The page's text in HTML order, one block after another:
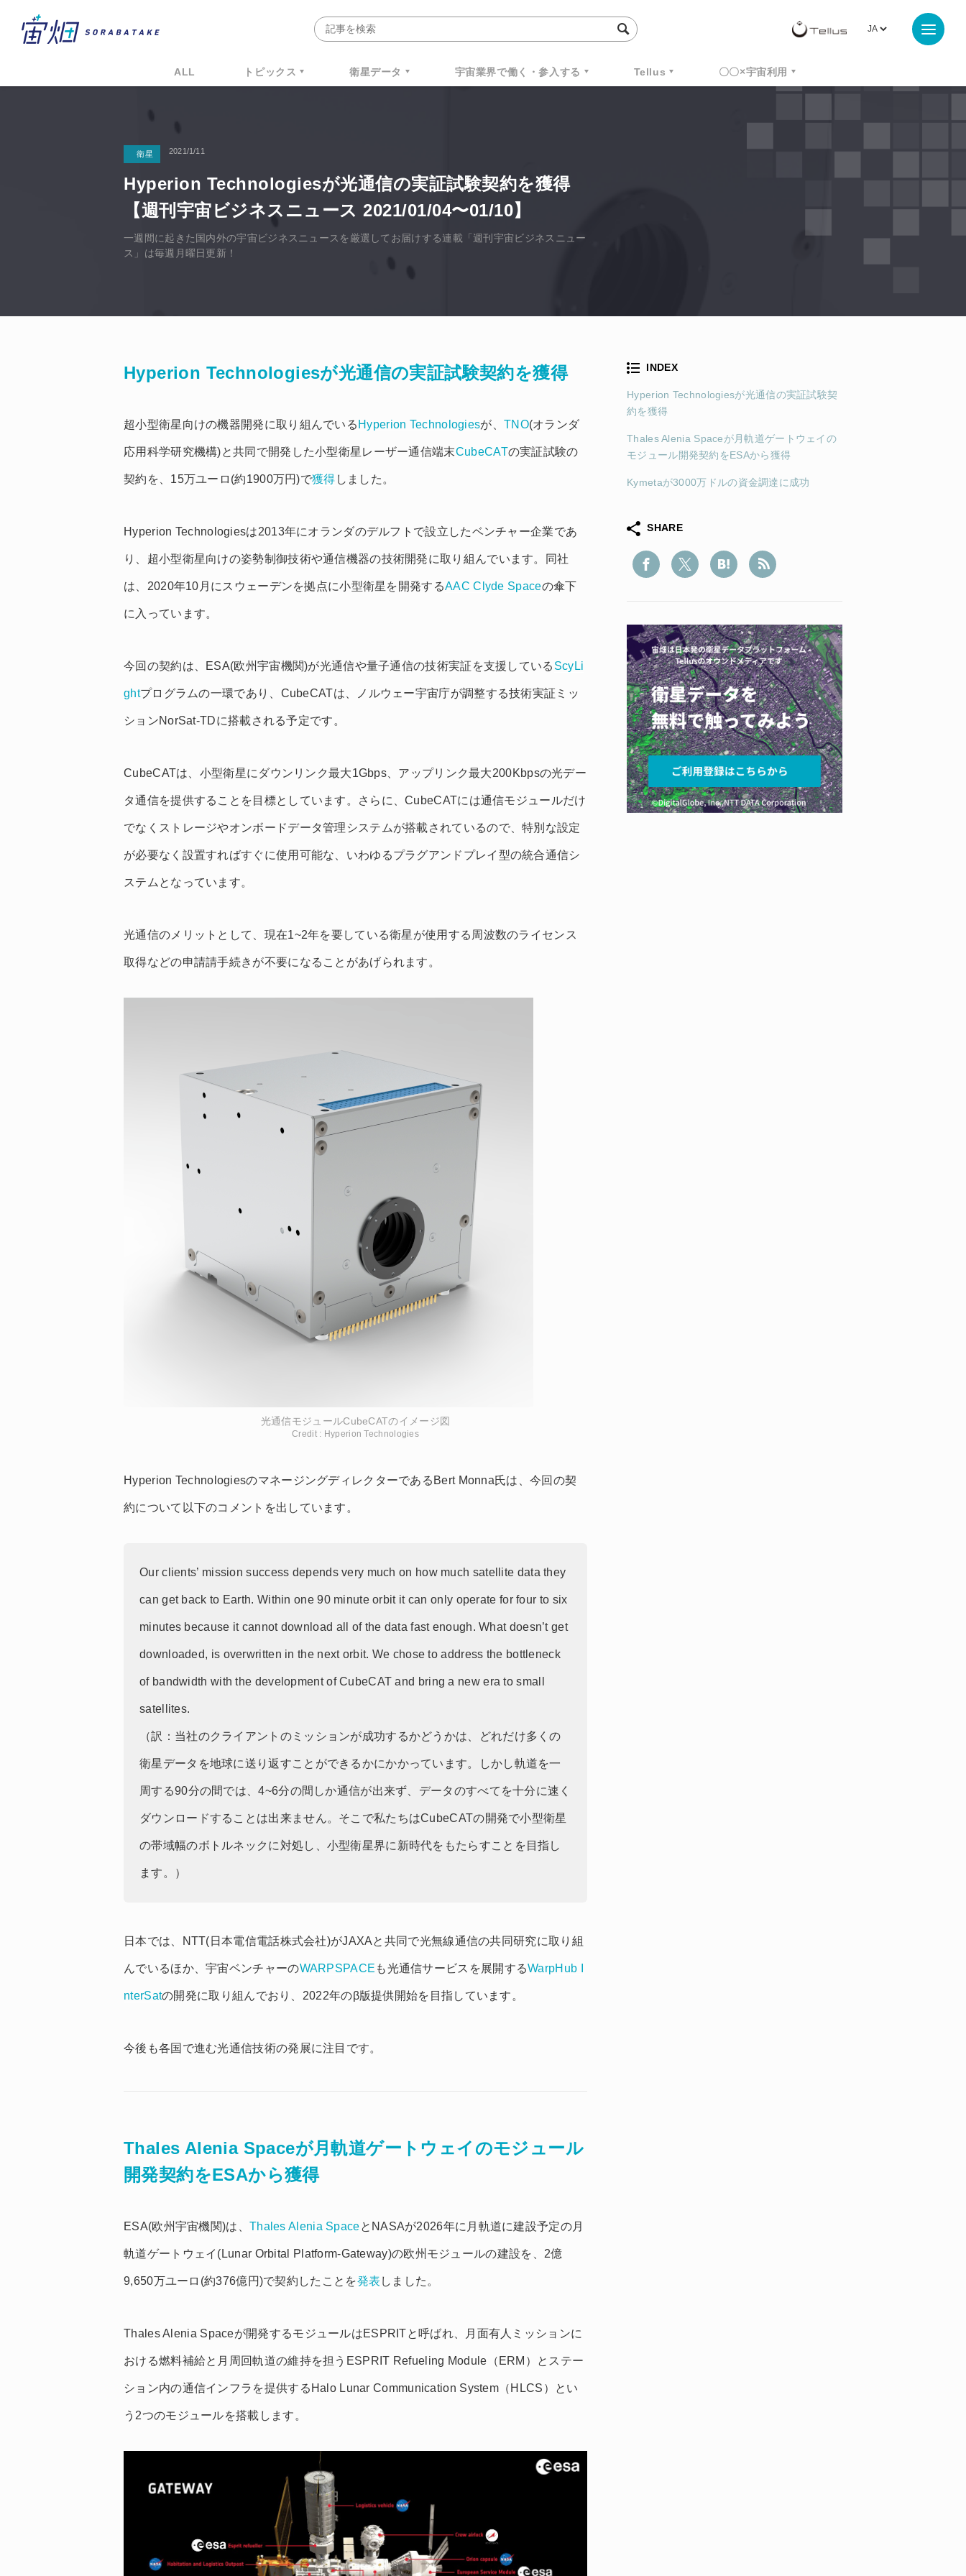
ALL トピックス 衛星データ 宇宙業界で働く・参入する Tellus 〇〇×宇宙利用
衛星 2021/1/11
Hyperion Technologiesが光通信の実証試験契約を獲得
【週刊宇宙ビジネスニュース 2021/01/04〜01/10】
一週間に起きた国内外の宇宙ビジネスニュースを厳選してお届けする連載「週刊宇宙ビジネスニュー
ス」は毎週月曜日更新！
Hyperion Technologiesが光通信の実証試験契約を獲得
超小型衛星向けの機器開発に取り組んでいる Hyperion Technologiesが、 TNO(オランダ
応用科学研究機構)と共同で開発した小型衛星レーザー通信端末CubeCATの実証試験の
契約を、15万ユーロ(約1900万円)で獲得 しました。
Hyperion Technologiesは2013年にオランダのデルフトで設立したベンチャー企業であ
り、超小型衛星向けの姿勢制御技術や通信機器の技術開発に取り組んでいます。同社
は、2020年10月にスウェーデンを拠点に小型衛星を開発するAAC Clyde Spaceの傘下
に入っています。
今回の契約は、ESA(欧州宇宙機関)が光通信や量子通信の技術実証を支援している ScyLi
ghtプログラムの一環であり、CubeCATは、ノルウェー宇宙庁が調整する技術実証ミッ
ションNorSat-TDに搭載される予定です。
CubeCATは、小型衛星にダウンリンク最大1Gbps、アップリンク最大200Kbpsの光デー
タ通信を提供することを目標としています。さらに、CubeCATには通信モジュールだけ
でなくストレージやオンボードデータ管理システムが搭載されているので、特別な設定
が必要なく設置すればすぐに使用可能な、いわゆるプラグアンドプレイ型の統合通信シ
ステムとなっています。
光通信のメリットとして、現在1~2年を要している衛星が使用する周波数のライセンス
取得などの申請請手続きが不要になることがあげられます。
光通信モジュールCubeCATのイメージ図
Credit : Hyperion Technologies
Hyperion TechnologiesのマネージングディレクターであるBert Monna氏は、今回の契
約について以下のコメントを出しています。
Our clients’ mission success depends very much on how much satellite data they
can get back to Earth. Within one 90 minute orbit it can only operate for four to six
minutes because it cannot download all of the data fast enough. What doesn’t get
downloaded, is overwritten in the next orbit. We chose to address the bottleneck
of bandwidth with the development of CubeCAT and bring a new era to small
satellites.
（訳：当社のクライアントのミッションが成功するかどうかは、どれだけ多くの
衛星データを地球に送り返すことができるかにかかっています。しかし軌道を一
周する90分の間では、4~6分の間しか通信が出来ず、データのすべてを十分に速く
ダウンロードすることは出来ません。そこで私たちはCubeCATの開発で小型衛星
の帯域幅のボトルネックに対処し、小型衛星界に新時代をもたらすことを目指し
ます。）
日本では、NTT(日本電信電話株式会社)がJAXAと共同で光無線通信の共同研究に取り組
んでいるほか、宇宙ベンチャーのWARPSPACE も光通信サービスを展開するWarpHub I
nterSatの開発に取り組んでおり、2022年のβ版提供開始を目指しています。
今後も各国で進む光通信技術の発展に注目です。
Thales Alenia Spaceが月軌道ゲートウェイのモジュール
開発契約をESAから獲得
ESA(欧州宇宙機関)は、 Thales Alenia SpaceとNASAが2026年に月軌道に建設予定の月
軌道ゲートウェイ(Lunar Orbital Platform-Gateway)の欧州モジュールの建設を、2億
9,650万ユーロ(約376億円)で契約したことを発表 しました。
Thales Alenia Spaceが開発するモジュールはESPRITと呼ばれ、月面有人ミッションに
おける燃料補給と月周回軌道の維持を担うESPRIT Refueling Module（ERM）とステー
ション内の通信インフラを提供するHalo Lunar Communication System（HLCS）とい
う2つのモジュールを搭載します。
INDEX
Hyperion Technologiesが光通信の実証試験契
約を獲得
Thales Alenia Spaceが月軌道ゲートウェイの
モジュール開発契約をESAから獲得
Kymetaが3000万ドルの資金調達に成功
SHARE